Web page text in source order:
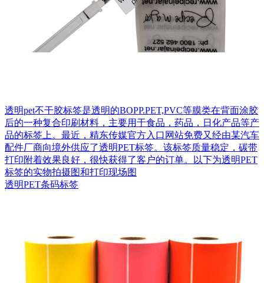
透明pet不干胶标签是透明的BOPP.PET,PVC等膜类在背面涂胶
后的一种复合印刷材料，主要用于食品，药品，日化产品等产
品的标签上。最近，精东传媒官方入口网站免费又经由某汽车
配件厂商向境外供应了透明PET标签。该标签质量稳定，碳带
打印附着效果良好，很快获得了客户的订单。以下为透明PET
标签的实物拍摄图和打印现场图
透明PET条码标签